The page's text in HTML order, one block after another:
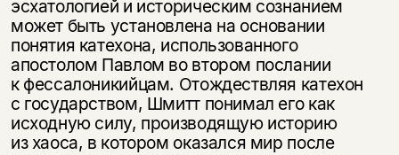
эсхатологией и историческим сознанием
может быть установлена на основании
понятия катехона, использованного
апостолом Павлом во втором послании
к фессалоникийцам. Отождествляя катехон
с государством, Шмитт понимал его как
исходную силу, производящую историю
из хаоса, в котором оказался мир после